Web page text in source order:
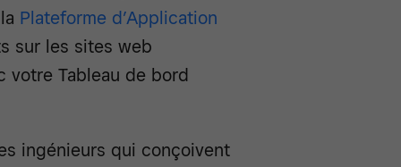
Plateforme d’Application
sur les sites web
votre Tableau de bord
ingénieurs qui conçoivent